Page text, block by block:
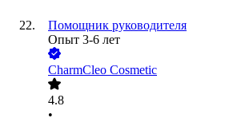
Помощник руководителя
Опыт 3-6 лет
CharmCleo Cosmetic
4.8
•